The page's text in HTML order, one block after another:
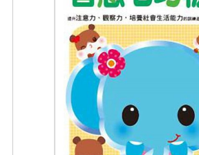
HOT
批發會員大招募，輕鬆實現財富自由
老師您好!!幼教會員火熱招募中~
海外購物免煩惱！點我查看『海外購